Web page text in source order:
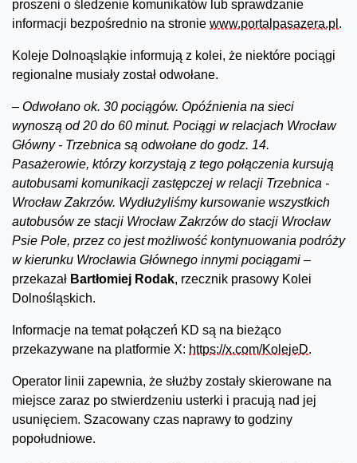
proszeni o śledzenie komunikatów lub sprawdzanie
informacji bezpośrednio na stronie www.portalpasazera.pl .
Koleje Dolnoąsląkie informują z kolei, że niektóre pociągi
regionalne musiały został odwołane.
– Odwołano ok. 30 pociągów. Opóźnienia na sieci
wynoszą od 20 do 60 minut. Pociągi w relacjach Wrocław
Główny - Trzebnica są odwołane do godz. 14.
Pasażerowie, którzy korzystają z tego połączenia kursują
autobusami komunikacji zastępczej w relacji Trzebnica -
Wrocław Zakrzów. Wydłużyliśmy kursowanie wszystkich
autobusów ze stacji Wrocław Zakrzów do stacji Wrocław
Psie Pole, przez co jest możliwość kontynuowania podróży
w kierunku Wrocławia Głównego innymi pociągami –
przekazał Bartłomiej Rodak, rzecznik prasowy Kolei
Dolnośląskich.
Informacje na temat połączeń KD są na bieżąco
przekazywane na platformie X: https://x.com/KolejeD.
Operator linii zapewnia, że służby zostały skierowane na
miejsce zaraz po stwierdzeniu usterki i pracują nad jej
usunięciem. Szacowany czas naprawy to godziny
popołudniowe.